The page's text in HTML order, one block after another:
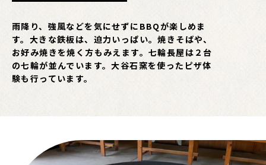
雨降り、強風などを気にせずにBBQが楽しめま
す。大きな鉄板は、迫力いっぱい。焼きそばや、
お好み焼きを焼く方もみえます。七輪長屋は２台
の七輪が並んでいます。大谷石窯を使ったピザ体
験も行っています。